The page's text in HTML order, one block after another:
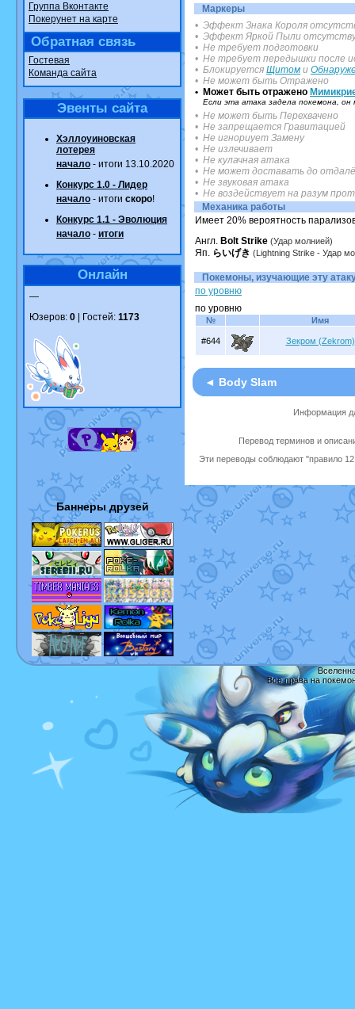
Группа Вконтакте
Покерунет на карте
Обратная связь
Гостевая
Команда сайта
Эвенты сайта
Хэллоуиновская
лотерея
начало - итоги 13.10.2020
Конкурс 1.0 - Лидер
начало - итоги скоро!
Конкурс 1.1 - Эволюция
начало - итоги
Онлайн
—
Юзеров: 0 | Гостей: 1173
Баннеры друзей
Маркеры
• Эффект Знака Короля
• Эффект Яркой Пыли
• Не требует подготовки
• Не требует передышки после
• Блокируется Щитом и
• Не может быть Отражено
• Может быть отражено
Если эта атака задела покемона,
• Не может быть Перехвачено
• Не запрещается Гравитацией
• Не игнориует Замену
• Не излечивает
• Не кулачная атака
• Не может доставать до
• Не звуковая атака
• Не воздействует на разум
Механика работы
Имеет 20% вероятность
Англ. Bolt Strike (Удар молнией)
Яп. らいげき (Lightning Strike - Удар
Покемоны, изучающие эту
по уровню
по уровню
№ Имя
#644 Зекром (Zekrom)
◄ Body Slam
Информация
Перевод терминов и
Эти переводы соблюдают "правило 12
Все права на